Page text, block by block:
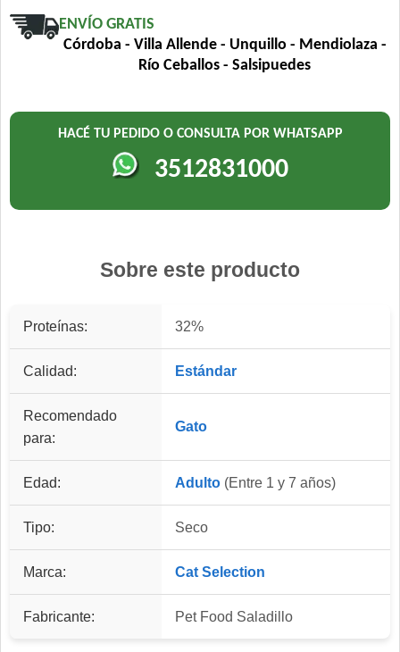
ENVÍO GRATIS
Córdoba - Villa Allende - Unquillo - Mendiolaza -
Río Ceballos - Salsipuedes
HACÉ TU PEDIDO O CONSULTA POR WHATSAPP
3512831000
Sobre este producto
Proteínas: 32%
Calidad: Estándar
Recomendado
para:
Gato
Edad: Adulto (Entre 1 y 7 años)
Tipo: Seco
Marca: Cat Selection
Fabricante: Pet Food Saladillo